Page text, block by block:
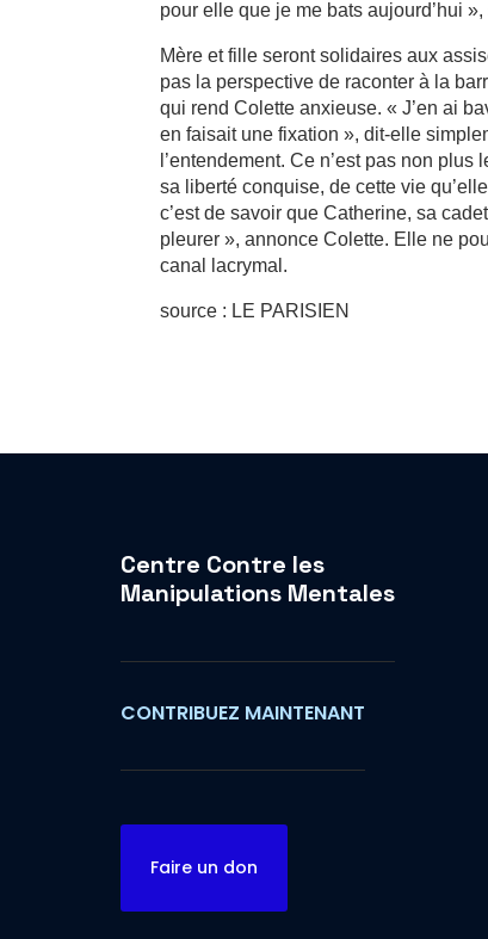
pour elle que je me bats aujourd’hui
Mère et fille seront solidaires aux
pas la perspective de raconter à la
qui rend Colette anxieuse. « J’en ai
en faisait une fixation », dit-elle
l’entendement. Ce n’est pas non
sa liberté conquise, de cette vie
c’est de savoir que Catherine, sa
pleurer », annonce Colette. Elle ne
canal lacrymal.
source : LE PARISIEN
Centre Contre les
Manipulations Mentales
CONTRIBUEZ MAINTENANT
Faire un don